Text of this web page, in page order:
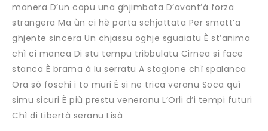
manera D’un capu una ghjimbata D’avant’à forza
strangera Ma ùn ci hè porta schjattata Per smatt’a
ghjente sincera Un chjassu oghje sguaiatu È st’anima
chì ci manca Di stu tempu tribbulatu Cirnea si face
stanca È brama à lu serratu A stagione chì spalanca
Ora sò foschi i to muri È si ne trica veranu Soca quì
simu sicuri È più prestu veneranu L’Orli d’i tempi futuri
Chì di Libertà seranu Lisà